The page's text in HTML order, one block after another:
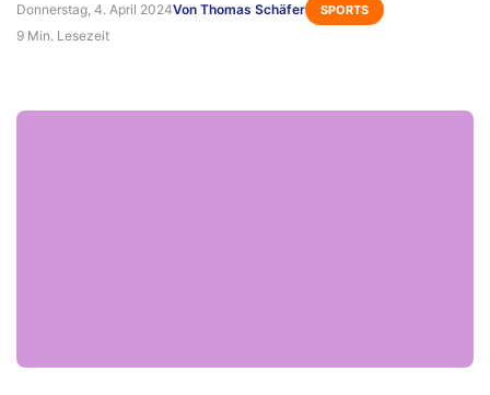
Donnerstag, 4. April 2024Von Thomas Schäfer SPORTS
9 Min. Lesezeit